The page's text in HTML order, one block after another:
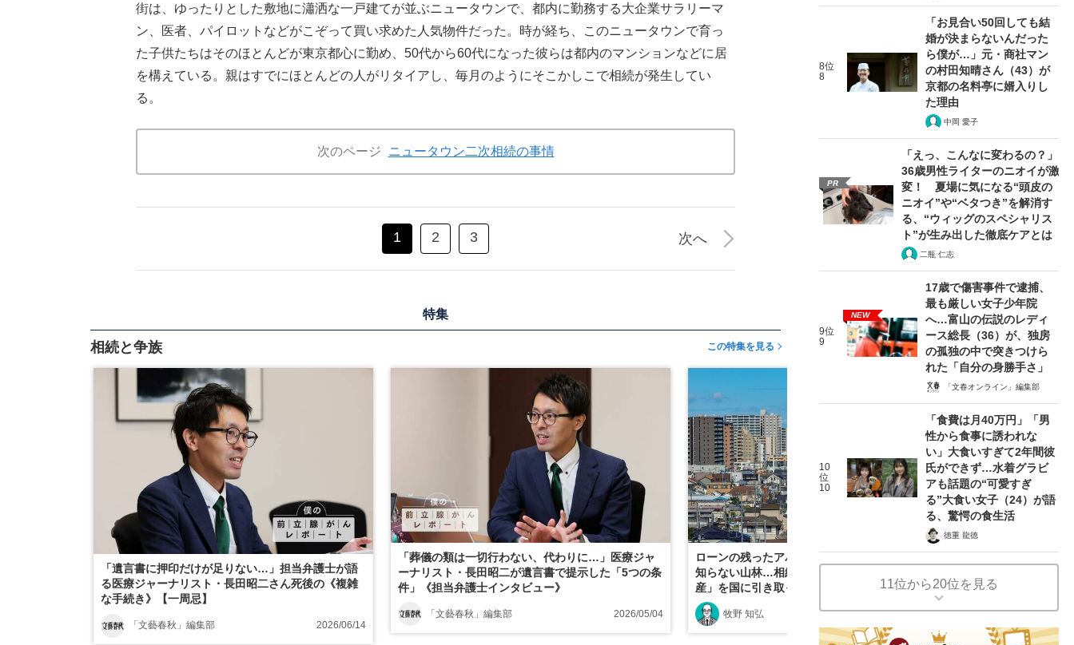
街は、ゆったりとした敷地に瀟洒な一戸建てが並ぶニュータウンで、都内に勤務する大企業サラリーマ
ン、医者、パイロットなどがこぞって買い求めた人気物件だった。時が経ち、このニュータウンで育っ
た子供たちはそのほとんどが東京都心に勤め、50代から60代になった彼らは都内のマンションなどに居
を構えている。親はすでにほとんどの人がリタイアし、毎月のようにそこかしこで相続が発生してい
る。
次のページ ニュータウン二次相続の事情
1 2 3 次へ
特集
相続と争族 この特集を見る
「遺言書に押印だけが足りない…」担当弁護士が語
る医療ジャーナリスト・長田昭二さん死後の《複雑
な手続き》【一周忌】
「文藝春秋」編集部 2026/06/14
「葬儀の類は一切行わない、代わりに…」医療ジャ
ーナリスト・長田昭二が遺言書で提示した「5つの条
件」《担当弁護士インタビュー》
「文藝春秋」編集部 2026/05/04
ローンの残ったアパート、地方の実家、山間のよく
知らない山林…相続してしまった「いらない不動
産」を国に引き取ってもらうには？
牧野 知弘 2023/01/04
8位
8
「お見合い50回しても結
婚が決まらないんだった
ら僕が…」元・商社マン
の村田知晴さん（43）が
京都の名料亭に婿入りし
た理由
中岡 愛子
PR
「えっ、こんなに変わるの？」
36歳男性ライターのニオイが激
変！ 夏場に気になる“頭皮の
ニオイ”や“ベタつき”を解消す
る、“ウィッグのスペシャリス
ト”が生み出した徹底ケアとは
二瓶 仁志
9位
9
NEW
17歳で傷害事件で逮捕、
最も厳しい女子少年院
へ…富山の伝説のレディ
ース総長（36）が、独房
の孤独の中で突きつけら
れた「自分の身勝手さ」
「文春オンライン」編集部
10
位
10
「食費は月40万円」「男
性から食事に誘われな
い」大食いすぎて2年間彼
氏ができず…水着グラビ
アも話題の“可愛すぎ
る”大食い女子（24）が語
る、驚愕の食生活
徳重 龍徳
11位から20位を見る